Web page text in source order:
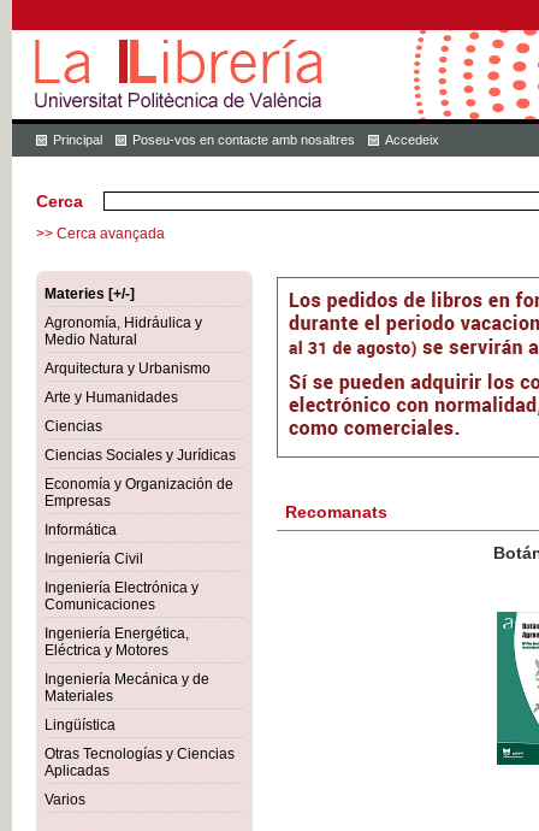
Principal Poseu-vos en contacte amb nosaltres Accedeix
Cerca
>> Cerca avançada
Materies [+/-]
Agronomía, Hidráulica y
Medio Natural
Arquitectura y Urbanismo
Arte y Humanidades
Ciencias
Ciencias Sociales y Jurídicas
Economía y Organización de
Empresas
Informática
Ingeniería Civil
Ingeniería Electrónica y
Comunicaciones
Ingeniería Energética,
Eléctrica y Motores
Ingeniería Mecánica y de
Materiales
Lingüística
Otras Tecnologías y Ciencias
Aplicadas
Varios
Recomanats
Botánica Agroalimentaria
IVA